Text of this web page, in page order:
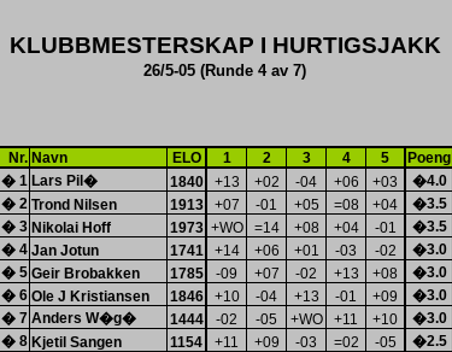
KLUBBMESTERSKAP I HURTIGSJAKK
26/5-05 (Runde 4 av 7)
Nr. Navn ELO 1 2 3 4 5 Poeng
� 1 Lars Pil� 1840 +13 +02 -04 +06 +03 �4.0
� 2 Trond Nilsen 1913 +07 -01 +05 =08 +04 �3.5
� 3 Nikolai Hoff 1973 +WO =14 +08 +04 -01 �3.5
� 4 Jan Jotun 1741 +14 +06 +01 -03 -02 �3.0
� 5 Geir Brobakken 1785 -09 +07 -02 +13 +08 �3.0
� 6 Ole J Kristiansen 1846 +10 -04 +13 -01 +09 �3.0
� 7 Anders W�g� 1444 -02 -05 +WO +11 +10 �3.0
� 8 Kjetil Sangen 1154 +11 +09 -03 =02 -05 �2.5